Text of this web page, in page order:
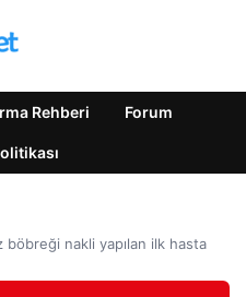
Rehberi Forum
nakli yapılan ilk hasta